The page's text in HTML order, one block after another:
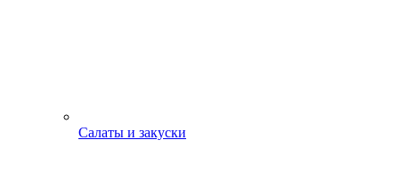
Салаты и закуски